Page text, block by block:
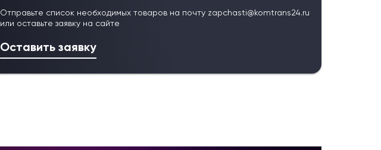
Отправьте список необходимых товаров на почту zapchasti@komtrans24.ru
или оставьте заявку на сайте
Оставить заявку